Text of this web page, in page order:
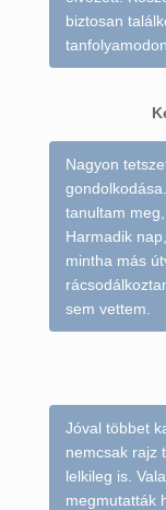
biztosan
Nagyon
tanultam
Harmadik
mintha más
sem vettem.
Jóval többet
nemcsak rajz
lelkileg is.
megmutatták